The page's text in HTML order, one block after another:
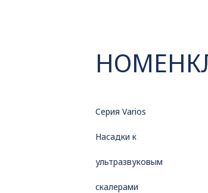
Серия Varios
Насадки к
ультразвуковым
скалерами